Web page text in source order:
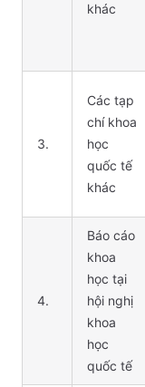
khác
3.
Các tạp
chí khoa
học
quốc tế
khác
4.
Báo cáo
khoa
học tại
hội nghị
khoa
học
quốc tế